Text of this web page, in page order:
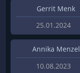
Gerrit Menk
25.01.2024
Annika Menzel
10.08.2023